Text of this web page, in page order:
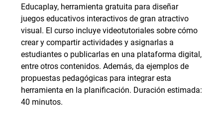
Educaplay, herramienta gratuita para diseñar
juegos educativos interactivos de gran atractivo
visual. El curso incluye videotutoriales sobre cómo
crear y compartir actividades y asignarlas a
estudiantes o publicarlas en una plataforma digital,
entre otros contenidos. Además, da ejemplos de
propuestas pedagógicas para integrar esta
herramienta en la planificación. Duración estimada:
40 minutos.